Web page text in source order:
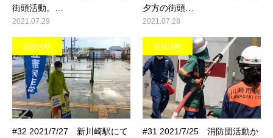
街頭活動。…
2021.07.29
夕方の街頭…
2021.07.28
街頭活動
#32 2021/7/27 新川崎駅にて
街頭活動
#31 2021/7/25 消防団活動か